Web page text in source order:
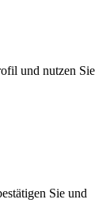
und nutzen Sie
Sie und